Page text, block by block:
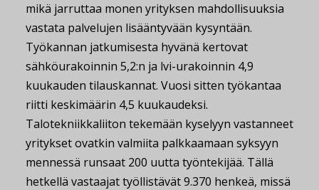
mikä jarruttaa monen yrityksen mahdollisuuksia
vastata palvelujen lisääntyvään kysyntään.
Työkannan jatkumisesta hyvänä kertovat
sähköurakoinnin 5,2:n ja lvi-urakoinnin 4,9
kuukauden tilauskannat. Vuosi sitten työkantaa
riitti keskimäärin 4,5 kuukaudeksi.
Talotekniikkaliiton tekemään kyselyyn vastanneet
yritykset ovatkin valmiita palkkaamaan syksyyn
mennessä runsaat 200 uutta työntekijää. Tällä
hetkellä vastaajat työllistävät 9.370 henkeä, missä